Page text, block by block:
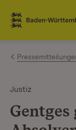
Zum Inhalt
Link zur
Justiz